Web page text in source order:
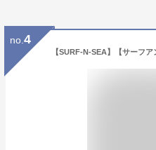
no. 4